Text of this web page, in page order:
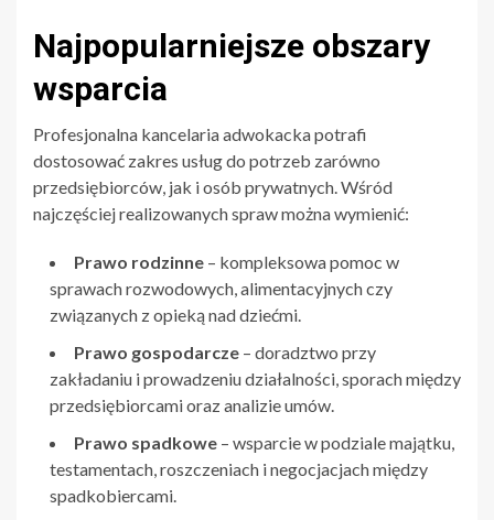
Najpopularniejsze obszary
wsparcia
Profesjonalna kancelaria adwokacka potrafi
dostosować zakres usług do potrzeb zarówno
przedsiębiorców, jak i osób prywatnych. Wśród
najczęściej realizowanych spraw można wymienić:
Prawo rodzinne – kompleksowa pomoc w
sprawach rozwodowych, alimentacyjnych czy
związanych z opieką nad dziećmi.
Prawo gospodarcze – doradztwo przy
zakładaniu i prowadzeniu działalności, sporach między
przedsiębiorcami oraz analizie umów.
Prawo spadkowe – wsparcie w podziale majątku,
testamentach, roszczeniach i negocjacjach między
spadkobiercami.